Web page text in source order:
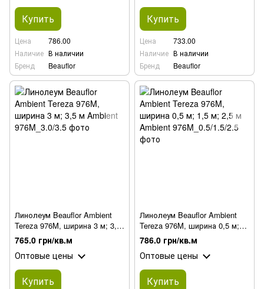
Купить
Цена
786.00
Наличие В наличии
Бренд
Beauflor
Купить
Цена
733.00
Наличие В наличии
Бренд
Beauflor
Линолеум Beauflor Ambient
Tereza 976M, ширина 3 м; 3,5
м
765.0 грн/кв.м
Оптовые цены
Купить
Линолеум Beauflor Ambient
Tereza 976M, ширина 0,5 м;
1,5 м; 2,5 м
786.0 грн/кв.м
Оптовые цены
Купить